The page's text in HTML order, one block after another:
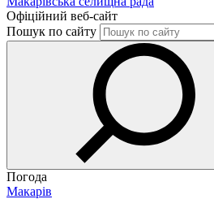
Офіційний веб-сайт
Пошук по сайту
Погода
Макарів